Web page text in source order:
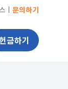
ㅣ 문의하기
금하기